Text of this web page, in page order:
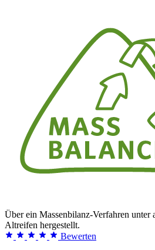
Über ein Massenbilanz-Verfahren unter
Altreifen hergestellt.
Bewerten